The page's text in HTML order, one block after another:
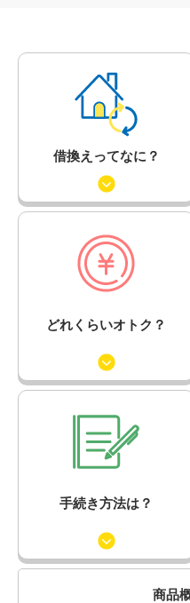
借換えってなに？
どれくらいオトク？
手続き方法は？
商品